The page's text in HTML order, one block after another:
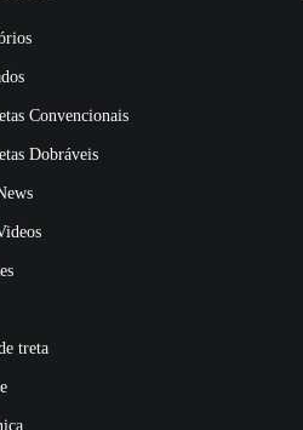
Convencionais
Dobráveis
treta